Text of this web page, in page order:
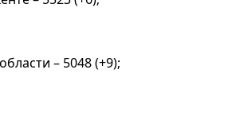
– 5048 (+9);